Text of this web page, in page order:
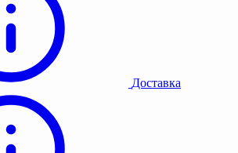
Доставка